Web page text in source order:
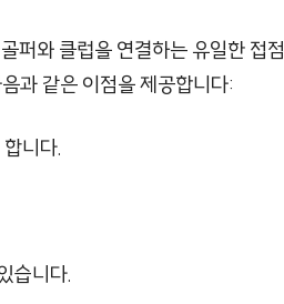
퍼와 클럽을 연결하는 유일한 접점
과 같은 이점을 제공합니다:
니다.
습니다.